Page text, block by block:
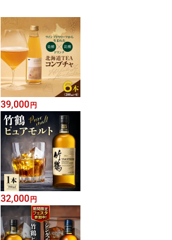
39,000円
32,000円